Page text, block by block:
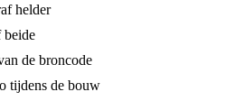
helder
de broncode
tijdens de bouw